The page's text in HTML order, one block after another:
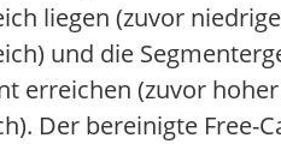
liegen (zuvor
und die
erreichen (zuvor hoher
Der bereinigte Free-